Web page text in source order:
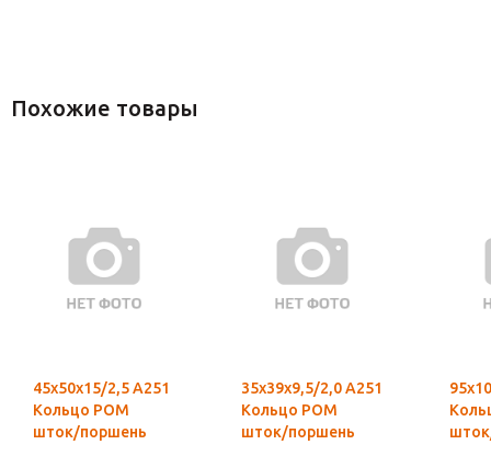
Похожие товары
45х50х15/2,5 А251
Кольцо POM
шток/поршень
35х39х9,5/2,0 А251
Кольцо POM
шток/поршень